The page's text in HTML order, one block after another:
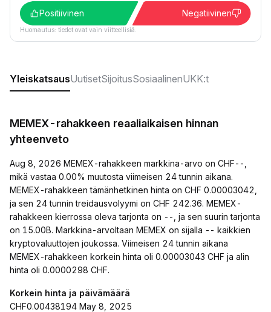
Positiivinen
Negatiivinen
Huomautus: tiedot ovat vain viitteellisiä.
YleiskatsausUutisetSijoitusSosiaalinenUKK:t
MEMEX-rahakkeen reaaliaikaisen hinnan
yhteenveto
Aug 8, 2026 MEMEX-rahakkeen markkina-arvo on CHF--,
mikä vastaa 0.00% muutosta viimeisen 24 tunnin aikana.
MEMEX-rahakkeen tämänhetkinen hinta on CHF 0.00003042,
ja sen 24 tunnin treidausvolyymi on CHF 242.36. MEMEX-
rahakkeen kierrossa oleva tarjonta on --, ja sen suurin tarjonta
on 15.00B. Markkina-arvoltaan MEMEX on sijalla -- kaikkien
kryptovaluuttojen joukossa. Viimeisen 24 tunnin aikana
MEMEX-rahakkeen korkein hinta oli 0.00003043 CHF ja alin
hinta oli 0.0000298 CHF.
Korkein hinta ja päivämäärä
CHF0.00438194 May 8, 2025